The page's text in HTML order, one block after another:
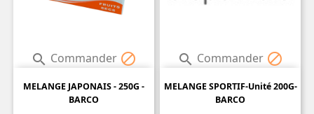
 Commander 
MELANGE JAPONAIS - 250G -
BARCO
 Commander 
MELANGE SPORTIF-Unité 200G-
BARCO